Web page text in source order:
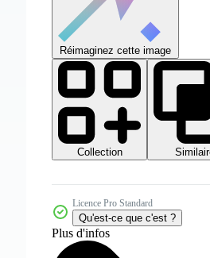
Réimaginez cette image
Collection
Licence Pro Standard
Qu'est-ce que c'est ?
Plus d'infos